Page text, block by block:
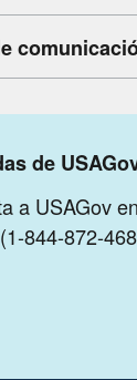
de
a USAGov
844-872-